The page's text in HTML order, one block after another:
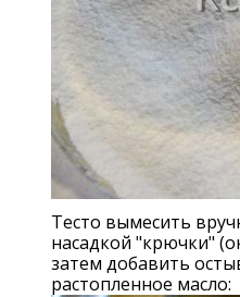
Тесто вымесить
насадкой "крючки"
затем добавить
растопленное масло: